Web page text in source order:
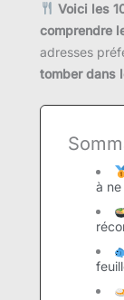
Voici les
comprendre
adresses
tomber dans
à